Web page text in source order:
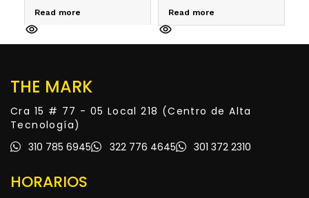
Read more Read more
THE MARK
Cra 15 # 77 - 05 Local 218 (Centro de Alta
Tecnología)
310 785 6945
322 776 4645 301 372 2310
HORARIOS